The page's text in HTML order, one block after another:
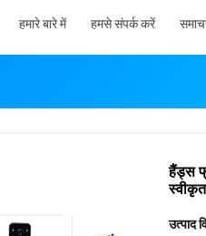
हमारे बारे में हमसे संपर्क करें
हैंड्स
स्वीकृत
उत्पाद